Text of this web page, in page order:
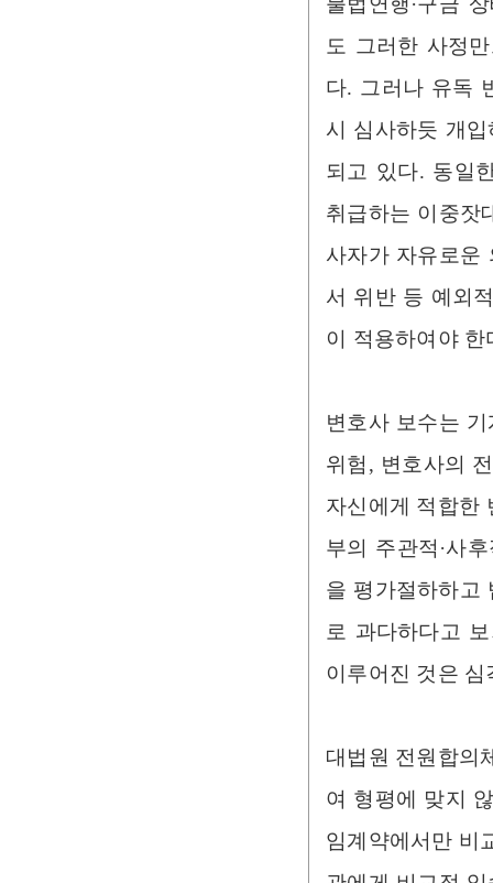
도 그러한 사정
다. 그러나 유독
시 심사하듯 개
되고 있다. 동일
취급하는 이중잣
사자가 자유로운
서 위반 등 예외
이 적용하여야 한
변호사 보수는
위험, 변호사의
자신에게 적합한
부의 주관적·사
을 평가절하하고
로 과다하다고
이루어진 것은
대법원 전원합의
여 형평에 맞지
임계약에서만 비